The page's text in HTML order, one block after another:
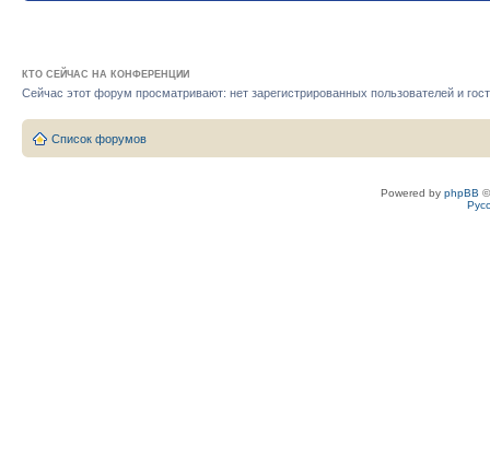
КТО СЕЙЧАС НА КОНФЕРЕНЦИИ
Сейчас этот форум просматривают: нет зарегистрированных пользователей и
Список форумов
Powered by phpBB